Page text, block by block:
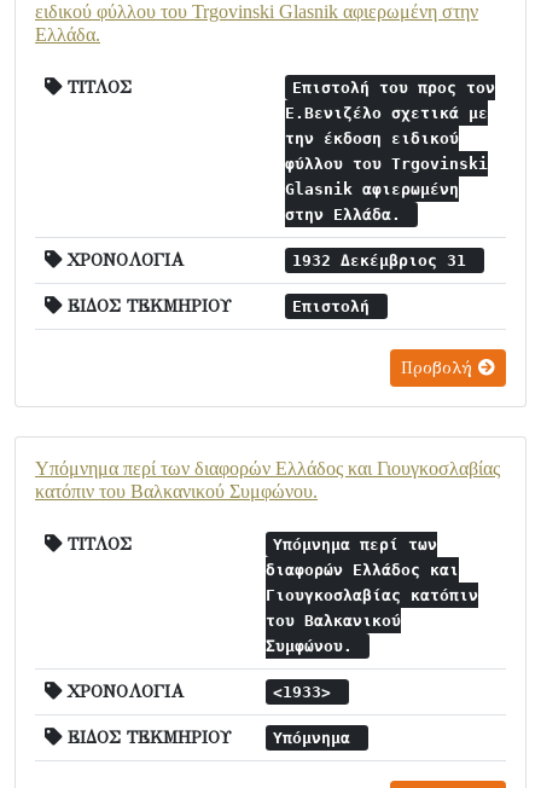
ειδικού φύλλου του Trgovinski Glasnik αφιερωμένη στην
Ελλάδα.
ΤΙΤΛΟΣ
Επιστολή του προς τον
Ε.Βενιζέλο σχετικά με
την έκδοση ειδικού
φύλλου του Trgovinski
Glasnik αφιερωμένη
στην Ελλάδα.
ΧΡΟΝΟΛΟΓΙΑ 1932 Δεκέμβριος 31
ΕΙΔΟΣ ΤΕΚΜΗΡΙΟΥ Επιστολή
Προβολή
Υπόμνημα περί των διαφορών Ελλάδος και Γιουγκοσλαβίας
κατόπιν του Βαλκανικού Συμφώνου.
ΤΙΤΛΟΣ
Υπόμνημα περί των
διαφορών Ελλάδος και
Γιουγκοσλαβίας κατόπιν
του Βαλκανικού
Συμφώνου.
ΧΡΟΝΟΛΟΓΙΑ <1933>
ΕΙΔΟΣ ΤΕΚΜΗΡΙΟΥ Υπόμνημα